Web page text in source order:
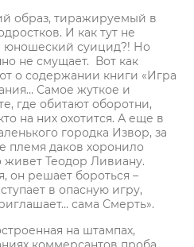
образ, тиражируемый в
И как тут не
юношеский суицид?! Но
не смущает. Вот как
о содержании книги «Игра
Самое жуткое и
где обитают оборотни,
на них охотится. А еще в
городка Извор, за
племя даков хоронило
Теодор Ливиану.
он решает бороться –
в опасную игру,
сама Смерть».
на штампах,